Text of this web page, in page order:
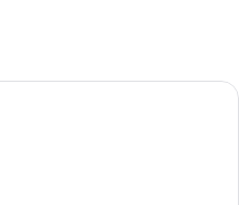
Sengetøy av topp kvalitet, minibar,